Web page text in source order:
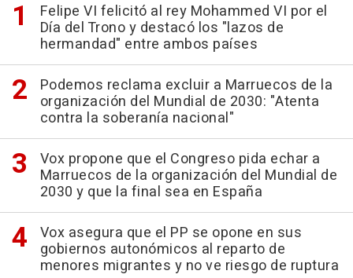
Felipe VI felicitó al rey Mohammed VI por el
Día del Trono y destacó los "lazos de
hermandad" entre ambos países
Podemos reclama excluir a Marruecos de la
organización del Mundial de 2030: "Atenta
contra la soberanía nacional"
Vox propone que el Congreso pida echar a
Marruecos de la organización del Mundial de
2030 y que la final sea en España
Vox asegura que el PP se opone en sus
gobiernos autonómicos al reparto de
menores migrantes y no ve riesgo de ruptura